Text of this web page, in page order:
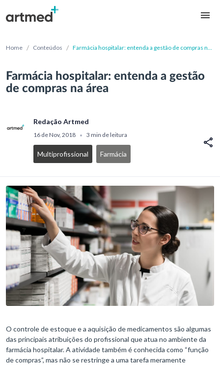
Home / Conteúdos / Farmácia hospitalar: entenda a gestão de compras na
Farmácia hospitalar: entenda a gestão
de compras na área
Redação Artmed
16 de Nov, 2018 • 3 min de leitura
Multiprofissional Farmácia
O controle de estoque e a aquisição de medicamentos são algumas
das principais atribuições do profissional que atua no ambiente da
farmácia hospitalar. A atividade também é conhecida como “função
de compras”, mas não se restringe a uma tarefa meramente